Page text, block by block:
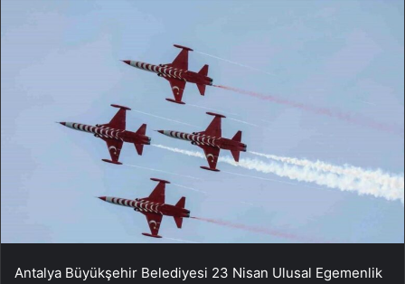
Antalya Büyükşehir Belediyesi 23 Nisan Ulusal Egemenlik